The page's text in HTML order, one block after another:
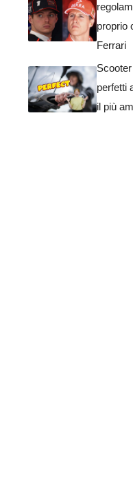
proprio
Ferrari
perfetti
il più